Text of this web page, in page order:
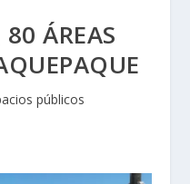
ÁREAS
públicos